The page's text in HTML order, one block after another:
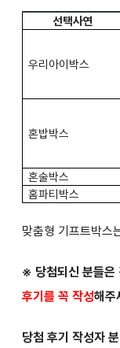
선택사연
우리아이박스
혼밥박스
혼술박스
홈파티박스
맞춤형 기프트박스
※ 당첨되신 분들은
후기를 꼭 작성해주
당첨 후기 작성자